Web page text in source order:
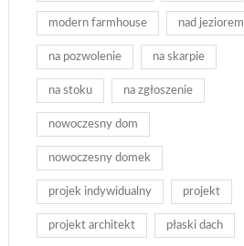
modern farmhouse nad jeziorem
na pozwolenie na skarpie
na stoku na zgłoszenie
nowoczesny dom
nowoczesny domek
projek indywidualny projekt
projekt architekt płaski dach